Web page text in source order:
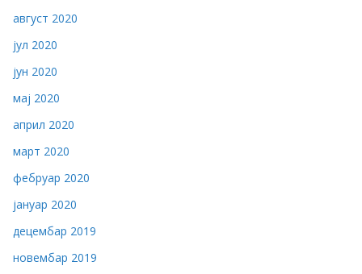
август 2020
јул 2020
јун 2020
мај 2020
април 2020
март 2020
фебруар 2020
јануар 2020
децембар 2019
новембар 2019